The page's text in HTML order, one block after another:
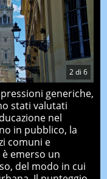
2di 6
generiche,
stati valutati
nel
in pubblico, la
comuni e
emerso un
del modo in cui